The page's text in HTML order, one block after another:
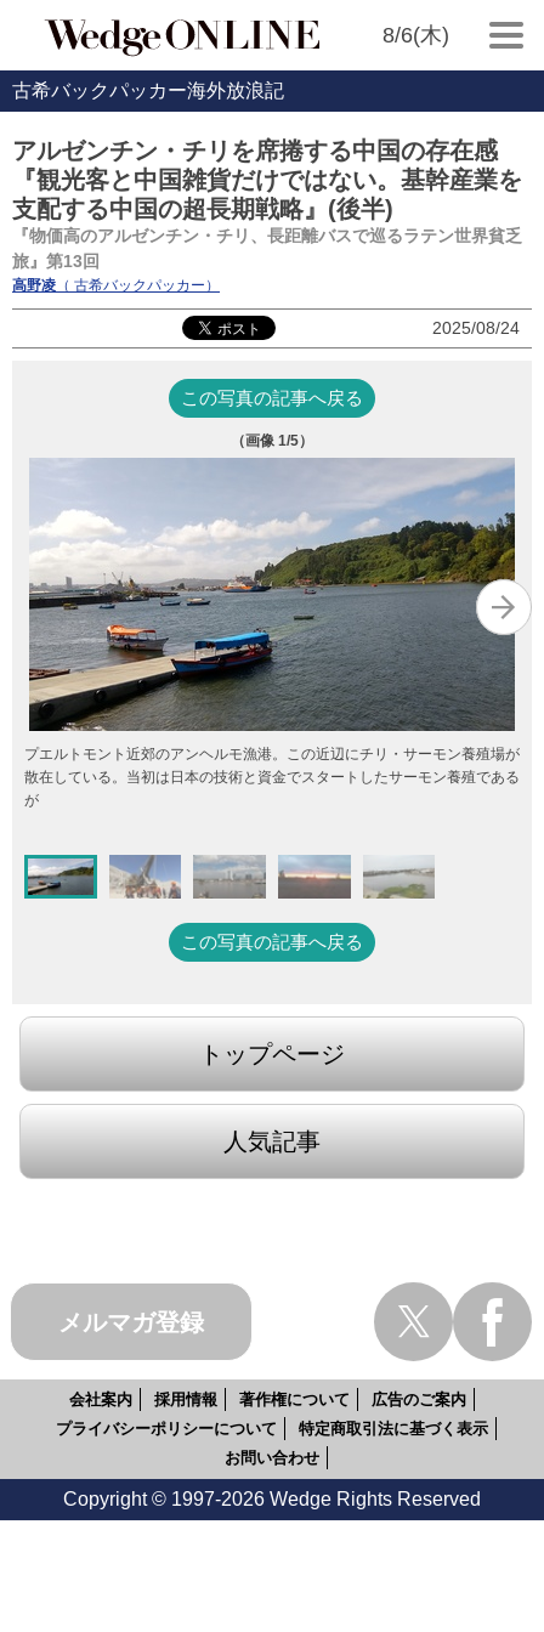
8/6(木)
古希バックパッカー海外放浪記
アルゼンチン・チリを席捲する中国の存在感
『観光客と中国雑貨だけではない。基幹産業を
支配する中国の超長期戦略』(後半)
『物価高のアルゼンチン・チリ、長距離バスで巡るラテン世界貧乏
旅』第13回
高野凌 （ 古希バックパッカー）
2025/08/24
この写真の記事へ戻る
（画像 1/5）
プエルトモント近郊のアンヘルモ漁港。この近辺にチリ・サーモン養殖場が
散在している。当初は日本の技術と資金でスタートしたサーモン養殖である
が
この写真の記事へ戻る
トップページ
人気記事
メルマガ登録
会社案内 採用情報 著作権について
広告のご案内
プライバシーポリシーについて
特定商取引法に基づく表示
お問い合わせ
Copyright © 1997-2026 Wedge Rights Reserved